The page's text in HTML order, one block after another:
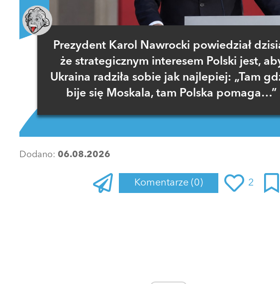
Prezydent Karol Nawrocki powiedział
że strategicznym interesem Polski jest,
Ukraina radziła sobie jak najlepiej: „Tam
bije się Moskala, tam Polska pomaga…”
Dodano: 06.08.2026
Komentarze (0) 2